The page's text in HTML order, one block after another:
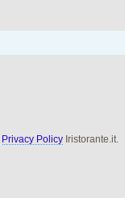
Privacy PolicyIristorante.it.